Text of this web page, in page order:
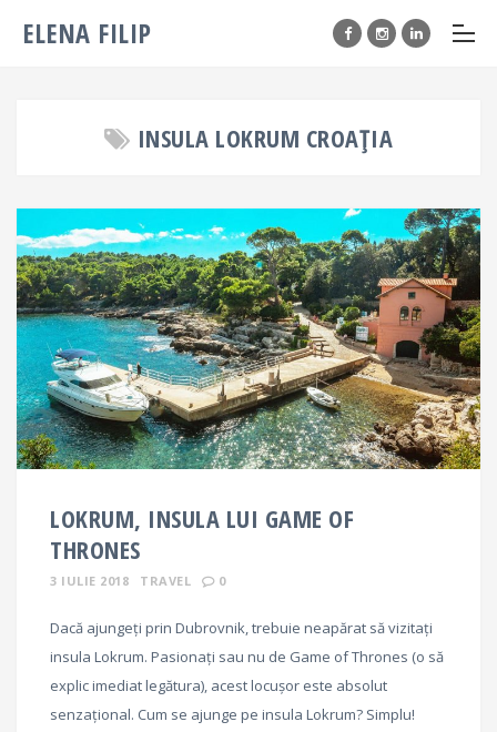
ELENA FILIP
INSULA LOKRUM CROAȚIA
LOKRUM, INSULA LUI GAME OF
THRONES
3 IULIE 2018 TRAVEL 0
Dacă ajungeți prin Dubrovnik, trebuie neapărat să vizitați
insula Lokrum. Pasionați sau nu de Game of Thrones (o să
explic imediat legătura), acest locușor este absolut
senzațional. Cum se ajunge pe insula Lokrum? Simplu!